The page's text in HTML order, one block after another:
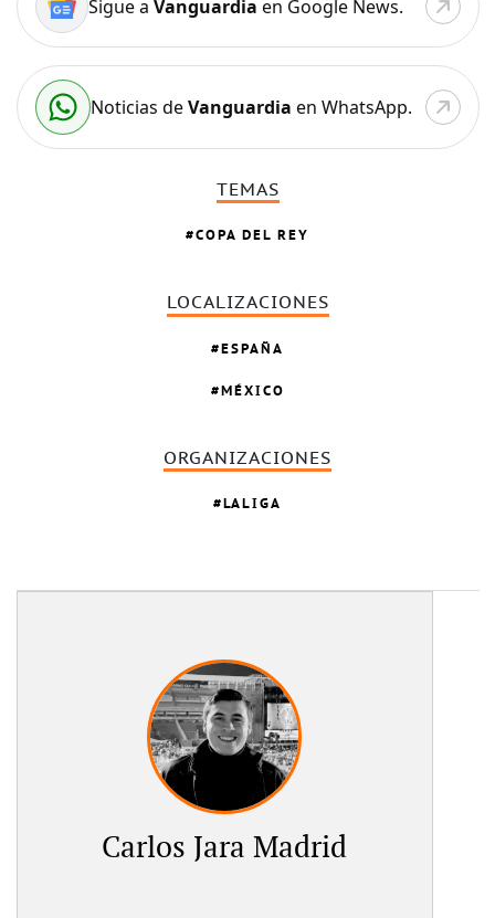
Sigue a Vanguardia en Google News.
Noticias deVanguardia en WhatsApp.
TEMAS
COPA DEL REY
LOCALIZACIONES
ESPAÑA
MÉXICO
ORGANIZACIONES
LALIGA
Carlos Jara Madrid